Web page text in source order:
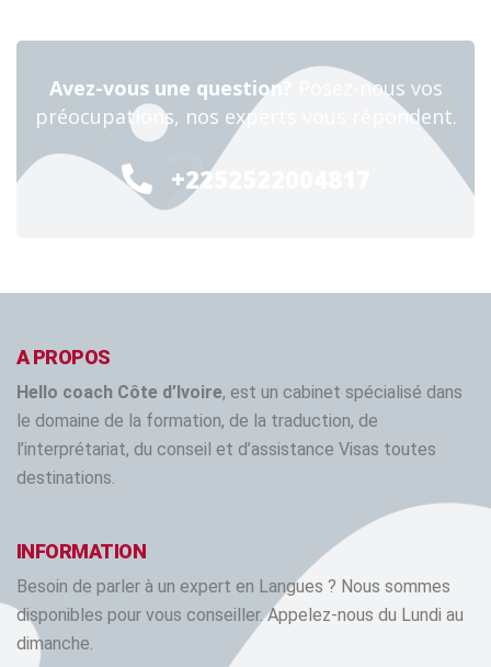
Avez-vous une question?
Posez-nous vos
préocupations, nos experts vous répondent.
+2252522004817
24/7
A PROPOS
Hello coach Côte d’Ivoire, est un cabinet spécialisé dans
le domaine de la formation, de la traduction, de
l’interprétariat, du conseil et d’assistance Visas toutes
destinations.
INFORMATION
Besoin de parler à un expert en Langues ? Nous sommes
disponibles pour vous conseiller. Appelez-nous du Lundi au
dimanche.